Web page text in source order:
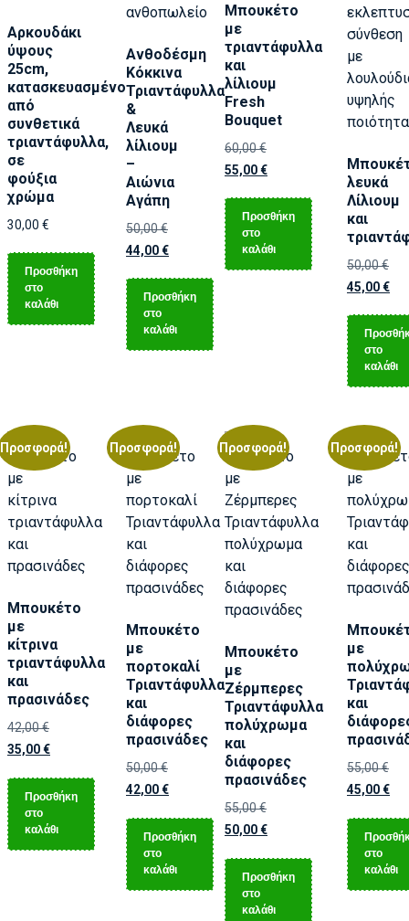
Αρκουδάκι
ύψους
25cm,
κατασκευασμένο
από
συνθετικά
τριαντάφυλλα,
σε
φούξια
χρώμα
30,00 €
Προσθήκη
στο
καλάθι
Ανθοδέσμη
Κόκκινα
Τριαντάφυλλα
&
Λευκά
λίλιουμ
–
Αιώνια
Αγάπη
50,00€
44,00€
Προσθήκη
στο
καλάθι
Μπουκέτο
με
τριαντάφυλλα
και
λίλιουμ
Fresh
Bouquet
60,00€
55,00€
Προσθήκη
στο
καλάθι
λευκά
Λίλιουμ
και
50,00€
45,00€
στο
καλάθι
Προσφορά!
Μπουκέτο
με
κίτρινα
τριαντάφυλλα
και
πρασινάδες
42,00€
35,00€
Προσθήκη
στο
καλάθι
Προσφορά!
Μπουκέτο
με
πορτοκαλί
Τριαντάφυλλα
και
διάφορες
πρασινάδες
50,00€
42,00€
Προσθήκη
στο
καλάθι
Προσφορά!
Μπουκέτο
με
Ζέρμπερες
Τριαντάφυλλα
πολύχρωμα
και
διάφορες
πρασινάδες
55,00€
50,00€
Προσθήκη
στο
καλάθι
Προσφορά!
με
και
55,00€
45,00€
στο
καλάθι